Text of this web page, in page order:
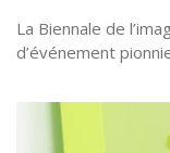
La Biennale de
d’événement